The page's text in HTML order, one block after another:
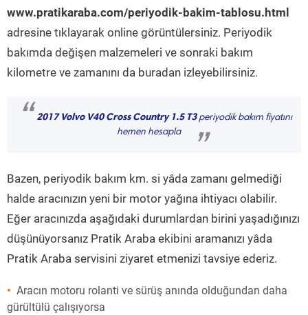
www.pratikaraba.com/periyodik-bakim-tablosu.html
adresine tıklayarak online görüntülersiniz. Periyodik
bakımda değişen malzemeleri ve sonraki bakım
kilometre ve zamanını da buradan izleyebilirsiniz.
“ 2017 Volvo V40 Cross Country 1.5 T3periyodik bakım fiyatını
hemen hesapla
”
Bazen, periyodik bakım km. si yâda zamanı gelmediği
halde aracınızın yeni bir motor yağına ihtiyacı olabilir.
Eğer aracınızda aşağıdaki durumlardan birini yaşadığınızı
düşünüyorsanız Pratik Araba ekibini aramanızı yâda
Pratik Araba servisini ziyaret etmenizi tavsiye ederiz.
Aracın motoru rolanti ve sürüş anında olduğundan daha
gürültülü çalışıyorsa